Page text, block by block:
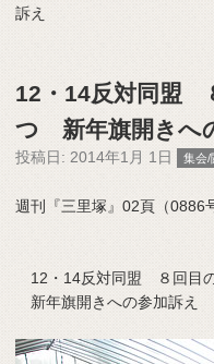
訴え
12・14反対同盟
つ 新年旗開きへ
投稿日: 2014年1月 1日 集会/
週刊『三里塚』02頁（0886
12・14反対同盟 ８回目
新年旗開きへの参加訴え